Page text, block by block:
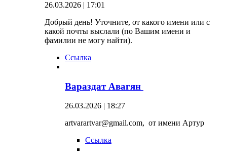
26.03.2026 | 17:01
Добрый день! Уточните, от какого имени или с
какой почты выслали (по Вашим имени и
фамилии не могу найти).
Ссылка
Вараздат Авагян
26.03.2026 | 18:27
artvarartvar@gmail.com, от имени Артур
Ссылка